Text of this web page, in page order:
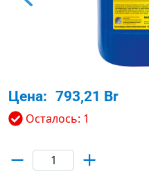
Цена: 793,21 Br
Осталось: 1